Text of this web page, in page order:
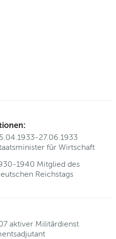
27.06.1933
für Wirtschaft
1940 Mitglied des
Reichstags
aktiver Militärdienst